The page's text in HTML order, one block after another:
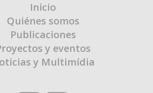
Inicio
Quiénes somos
Publicaciones
y eventos
y Multimídia